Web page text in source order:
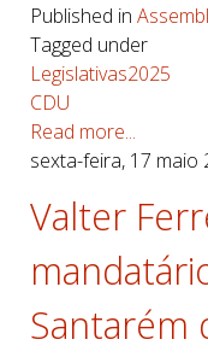
Published in
Tagged under
Legislativas2025
CDU
Read more...
sexta-feira, 17 maio
Valter
Santarém